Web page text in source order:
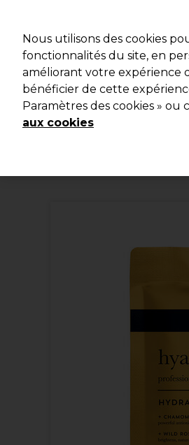
Marques
Bons plans
Livraison et
Nous utilisons des cookies
fonctionnalités du site, en
améliorant votre expérience
bénéficier de cette
Paramètres des cookies » ou
aux cookies